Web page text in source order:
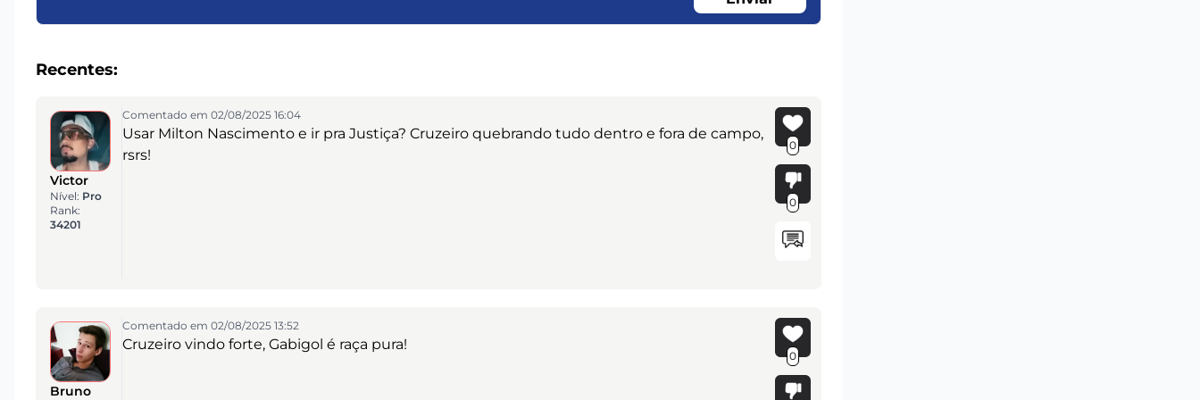
Recentes:
Victor
Nível: Pro
Rank:
34201
Comentado em 02/08/2025 16:04
Usar Milton Nascimento e ir pra Justiça? Cruzeiro quebrando tudo dentro e fora de campo,
rsrs!
0
0
Bruno
Comentado em 02/08/2025 13:52
Cruzeiro vindo forte, Gabigol é raça pura!
0